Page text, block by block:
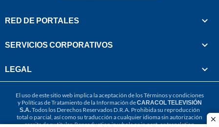
RED DE PORTALES
SERVICIOS CORPORATIVOS
LEGAL
El uso de este sitio web implica la aceptación de losTérminos y condiciones
y Políticas de Tratamiento de la Información deCARACOL TELEVISIÓN
S.A.Todos los Derechos Reservados D.R.A. Prohibida su reproducción
total o parcial, así como su traducción a cualquier idioma sin autorización
escrita de su titular. Reproduction in whole or in part, or translation